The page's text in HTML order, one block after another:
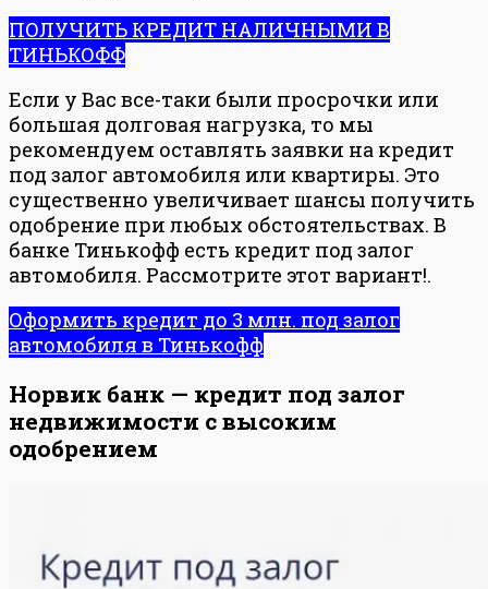
ПОЛУЧИТЬ КРЕДИТ НАЛИЧНЫМИ В
ТИНЬКОФФ
Если у Вас все-таки были просрочки или
большая долговая нагрузка, то мы
рекомендуем оставлять заявки на кредит
под залог автомобиля или квартиры. Это
существенно увеличивает шансы получить
одобрение при любых обстоятельствах. В
банке Тинькофф есть кредит под залог
автомобиля. Рассмотрите этот вариант!.
Оформить кредит до 3 млн. под залог
автомобиля в Тинькофф
Норвик банк — кредит под залог
недвижимости с высоким
одобрением